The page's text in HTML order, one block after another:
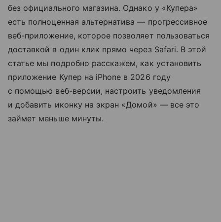
без официального магазина. Однако у «Купера»
есть полноценная альтернатива — прогрессивное
веб-приложение, которое позволяет пользоваться
доставкой в один клик прямо через Safari. В этой
статье мы подробно расскажем, как установить
приложение Купер на iPhone в 2026 году
с помощью веб-версии, настроить уведомления
и добавить иконку на экран «Домой» — все это
займет меньше минуты.